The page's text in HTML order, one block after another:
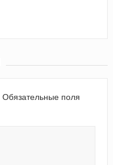
Обязательные поля